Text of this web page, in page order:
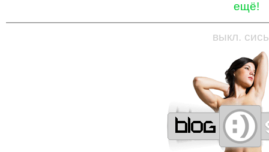
ещё!
—————————————————
выкл.